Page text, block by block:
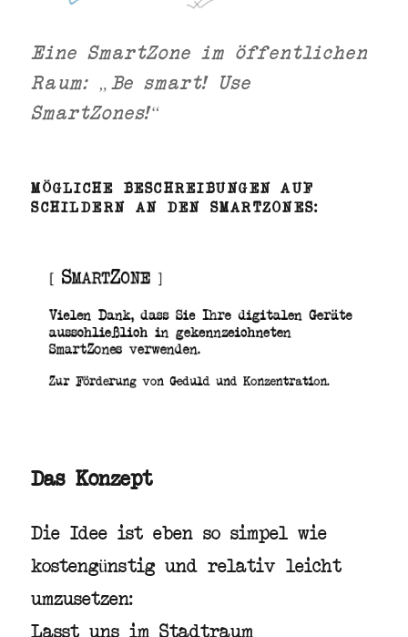
Eine SmartZone im öffentlichen
Raum: „Be smart! Use
SmartZones!“
MÖGLICHE BESCHREIBUNGEN AUF
SCHILDERN AN DEN SMARTZONES:
Das Konzept
Die Idee ist eben so simpel wie
kostengünstig und relativ leicht
umzusetzen:
Lasst uns im Stadtraum